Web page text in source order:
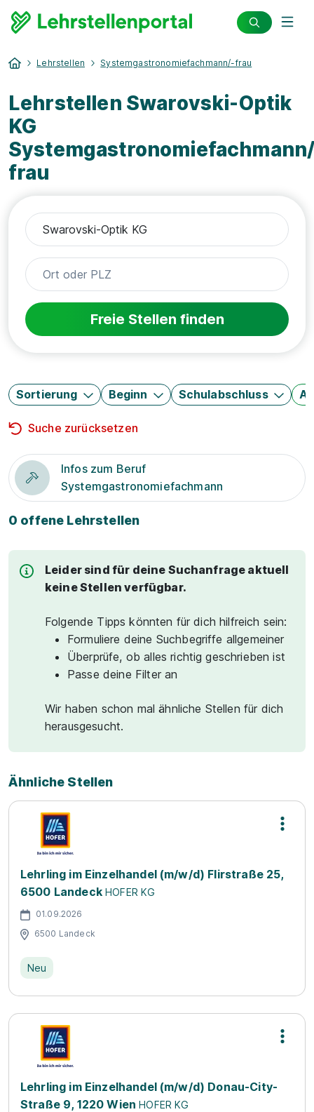
Lehrstellen Systemgastronomiefachmann/-frau
Lehrstellen Swarovski-Optik
KG
frau
Freie Stellen finden
Sortierung Beginn Schulabschluss
Suche zurücksetzen
Infos zum Beruf
Systemgastronomiefachmann
0 offene Lehrstellen
Leider sind für deine Suchanfrage aktuell
keine Stellen verfügbar.
Folgende Tipps könnten für dich hilfreich sein:
Formuliere deine Suchbegriffe allgemeiner
Überprüfe, ob alles richtig geschrieben ist
Passe deine Filter an
Wir haben schon mal ähnliche Stellen für dich
herausgesucht.
Ähnliche Stellen
Lehrling im Einzelhandel (m/w/d) Flirstraße 25,
6500 Landeck HOFER KG
01.09.2026
6500 Landeck
Neu
Lehrling im Einzelhandel (m/w/d) Donau-City-
Straße 9, 1220 Wien HOFER KG